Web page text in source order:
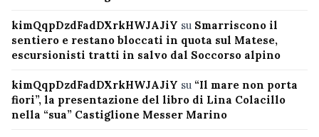
kimQqpDzdFadDXrkHWJAJiY su Smarriscono il
sentiero e restano bloccati in quota sul Matese,
escursionisti tratti in salvo dal Soccorso alpino
kimQqpDzdFadDXrkHWJAJiY su “Il mare non porta
fiori”, la presentazione del libro di Lina Colacillo
nella “sua” Castiglione Messer Marino